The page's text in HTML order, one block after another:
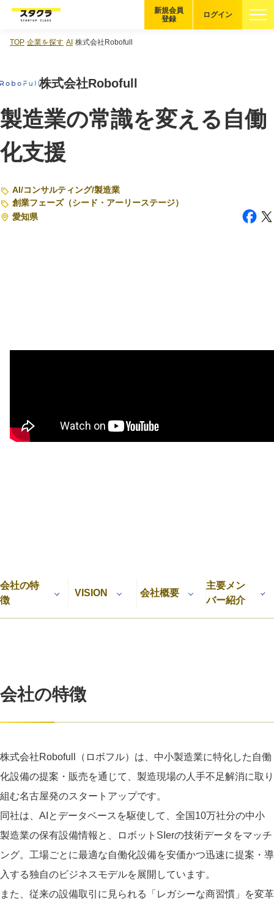
企業を探す
適性診断 無料・5分
スタクラが選ばれる理由
スタートアップ厳選の仕組み
紹介する企業について
特集記事
大学発スタートアップ
パートナーの方へ
ログイン
新規会員
登録
TOP 企業を探す AI 株式会社Robofull
株式会社Robofull
製造業の常識を変える自働
化支援
AI/コンサルティング/製造業
創業フェーズ（シード・アーリーステージ）
愛知県
会社の特
徴
VISION 会社概要
主要メン
バー紹介
会社の特徴
株式会社Robofull（ロボフル）は、中小製造業に特化した自働
化設備の提案・販売を通じて、製造現場の人手不足解消に取り
組む名古屋発のスタートアップです。
同社は、AIとデータベースを駆使して、全国10万社分の中小
製造業の保有設備情報と、ロボットSIerの技術データをマッチ
ング。工場ごとに最適な自働化設備を安価かつ迅速に提案・導
入する独自のビジネスモデルを展開しています。
また、従来の設備取引に見られる「レガシーな商習慣」を変革